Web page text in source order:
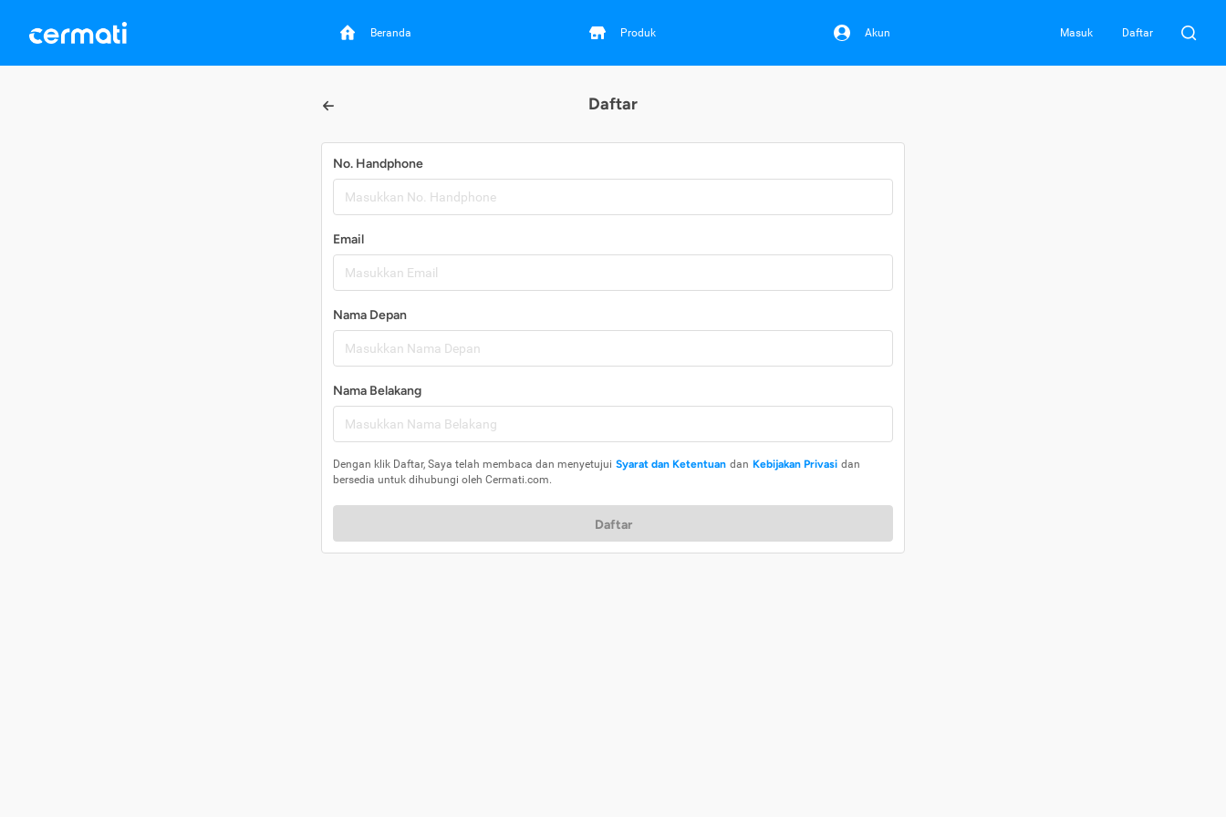
Beranda Produk Akun Masuk Daftar
Daftar
No. Handphone
Email
Nama Depan
Nama Belakang
Dengan klik Daftar, Saya telah membaca dan menyetujui Syarat dan Ketentuan dan Kebijakan Privasi dan
bersedia untuk dihubungi oleh Cermati.com.
Daftar